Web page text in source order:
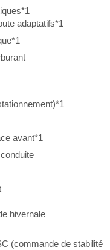
adaptatifs*1
avant*1
hivernale
(commande de stabilité